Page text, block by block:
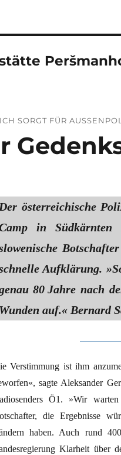
SORGT FÜR
Der österreichische
in Südkärnten
Aufklärung.
80 Jahre nach
Wunden auf.« Bernard
Verstimmung ist ihm
sagte Aleksander
Ö1. »Wir
die Ergebnisse
haben. Auch rund
Klarheit über